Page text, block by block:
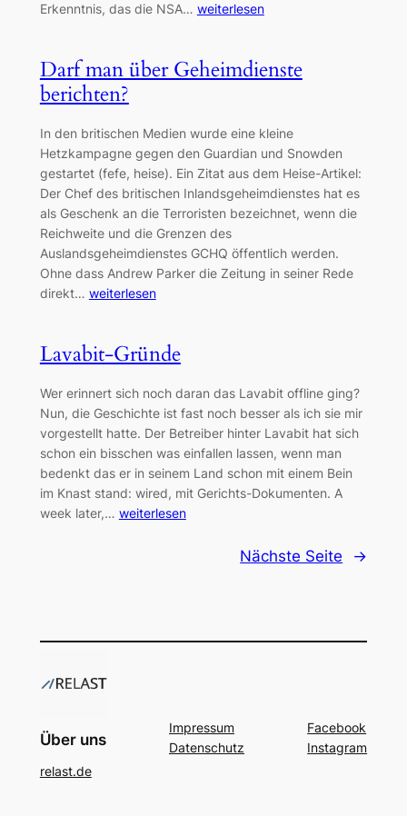
Erkenntnis, das die NSA… weiterlesen
Darf man über Geheimdienste
berichten?
In den britischen Medien wurde eine kleine
Hetzkampagne gegen den Guardian und Snowden
gestartet (fefe, heise). Ein Zitat aus dem Heise-Artikel:
Der Chef des britischen Inlandsgeheimdienstes hat es
als Geschenk an die Terroristen bezeichnet, wenn die
Reichweite und die Grenzen des
Auslandsgeheimdienstes GCHQ öffentlich werden.
Ohne dass Andrew Parker die Zeitung in seiner Rede
direkt… weiterlesen
Lavabit-Gründe
Wer erinnert sich noch daran das Lavabit offline ging?
Nun, die Geschichte ist fast noch besser als ich sie mir
vorgestellt hatte. Der Betreiber hinter Lavabit hat sich
schon ein bisschen was einfallen lassen, wenn man
bedenkt das er in seinem Land schon mit einem Bein
im Knast stand: wired, mit Gerichts-Dokumenten. A
week later,… weiterlesen
Nächste Seite →
Über uns
relast.de
Impressum
Datenschutz
Facebook
Instagram